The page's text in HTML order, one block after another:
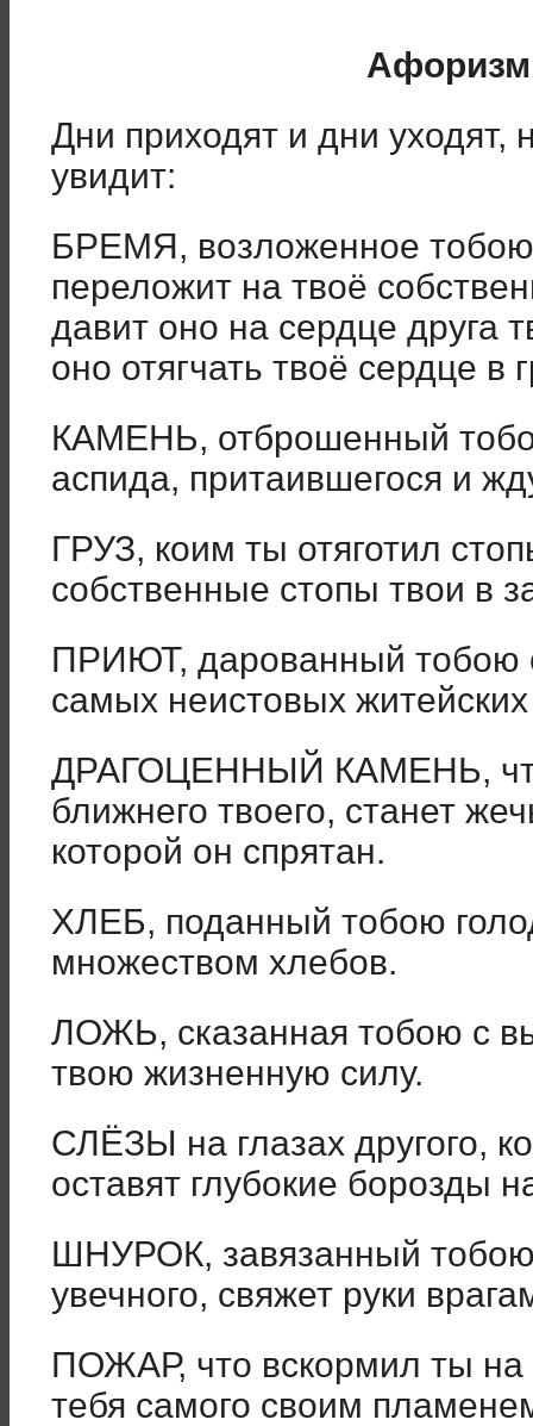
Дни приходят и дни
увидит:
БРЕМЯ, возложенное тобою
переложит на твоё
давит оно на сердце друга
оно отягчать твоё сердце в
КАМЕНЬ, отброшенный
аспида, притаившегося и
ГРУЗ, коим ты отяготил
собственные стопы твои в
ПРИЮТ, дарованный тобою
самых неистовых
ДРАГОЦЕННЫЙ КАМЕНЬ, что
ближнего твоего, станет
которой он спрятан.
ХЛЕБ, поданный тобою
множеством хлебов.
ЛОЖЬ, сказанная тобою с
твою жизненную силу.
СЛЁЗЫ на глазах другого,
оставят глубокие борозды
ШНУРОК, завязанный
увечного, свяжет руки
ПОЖАР, что вскормил ты на
тебя самого своим